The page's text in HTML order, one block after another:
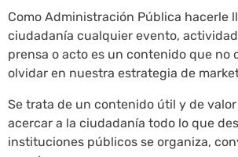
Como Administración Pública hacerle
ciudadanía cualquier evento,
prensa o acto es un contenido que no
olvidar en nuestra estrategia de
Se trata de un contenido útil y de
acercar a la ciudadanía todo lo que
instituciones públicos se organiza,